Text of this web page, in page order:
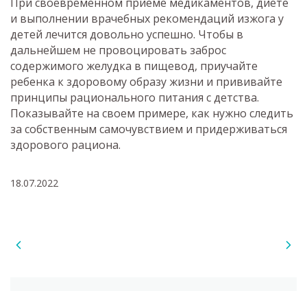
и выполнении врачебных рекомендаций изжога у
детей лечится довольно успешно. Чтобы в
дальнейшем не провоцировать заброс
содержимого желудка в пищевод, приучайте
ребенка к здоровому образу жизни и прививайте
принципы рационального питания с детства.
Показывайте на своем примере, как нужно следить
за собственным самочувствием и придерживаться
здорового рациона.
18.07.2022